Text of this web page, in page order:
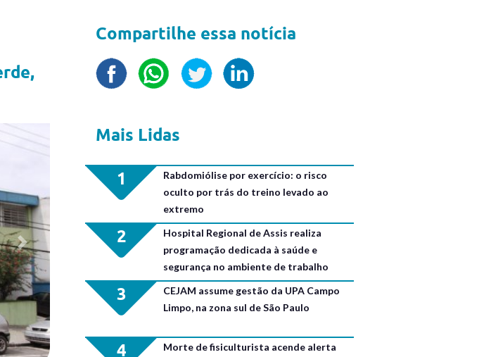
Next
Compartilhe essa notícia
Mais Lidas
1
Rabdomiólise por exercício: o risco
oculto por trás do treino levado ao
extremo
2
Hospital Regional de Assis realiza
programação dedicada à saúde e
segurança no ambiente de trabalho
3
CEJAM assume gestão da UPA Campo
Limpo, na zona sul de São Paulo
4
Morte de fisiculturista acende alerta